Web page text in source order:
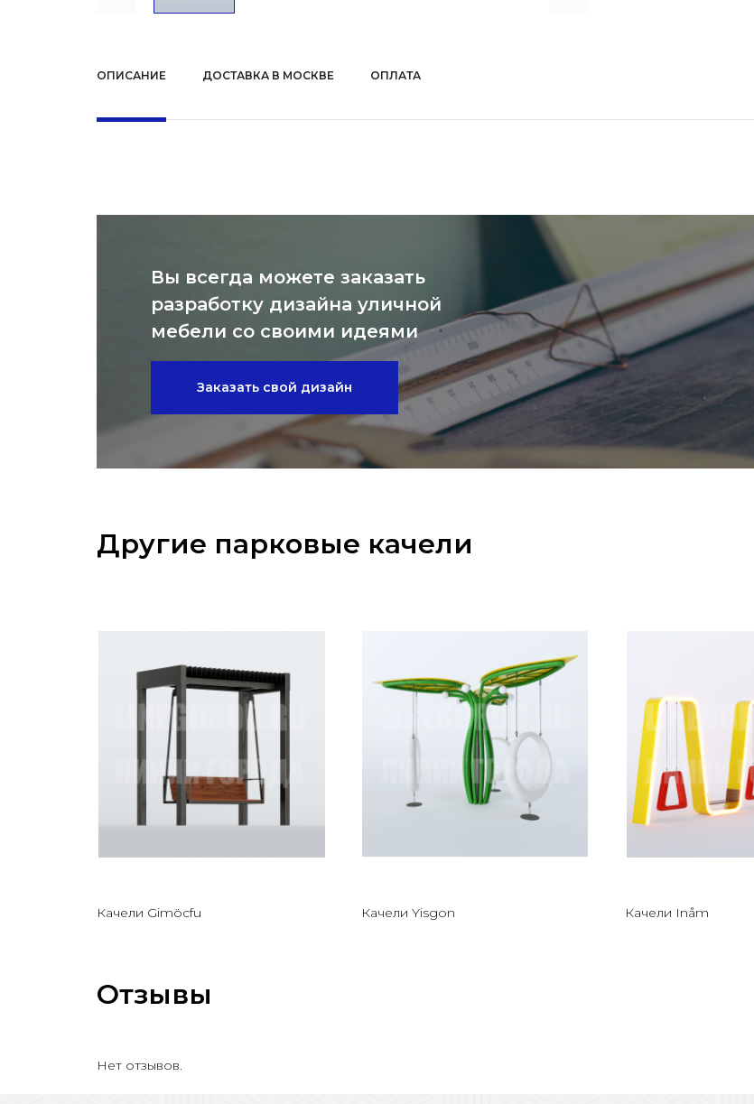
ОПИСАНИЕ ДОСТАВКА В МОСКВЕ ОПЛАТА
Вы всегда можете заказать
разработку дизайна уличной
мебели со своими идеями
Заказать свой дизайн
Другие парковые качели
Качели Gimöcfu Качели Yisgon Качели Inåm
Отзывы
Нет отзывов.